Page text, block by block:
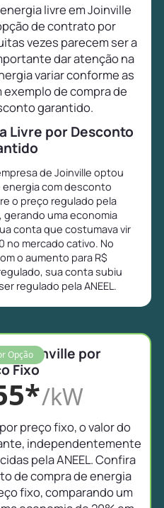
livre em Joinville
de contrato por
vezes parecem ser a
dar atenção na
variar conforme as
de compra de
garantido.
Livre por Desconto
de Joinville optou
energia com desconto
o preço regulado pela
gerando uma economia
conta que costumava vir
no mercado cativo. No
o aumento para R$
sua conta subiu
regulado pela ANEEL.
OpçãoJoinville por
Fixo
/kW
preço fixo, o valor do
independentemente
pela ANEEL. Confira
de compra de energia
fixo, comparando um